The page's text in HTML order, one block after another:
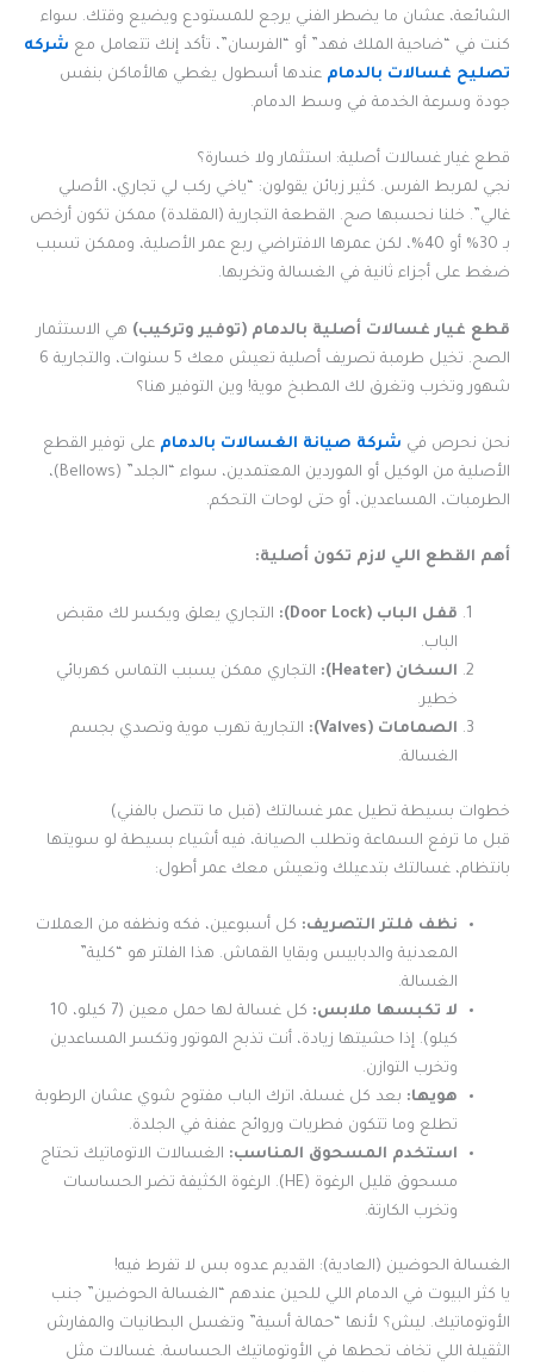
الشائعة، عشان ما يضطر الفني يرجع للمستودع ويضيع وقتك. سواء
كنت في “ضاحية الملك فهد” أو “الفرسان”، تأكد إنك تتعامل مع شركه
تصليح غسالات بالدمام عندها أسطول يغطي هالأماكن بنفس
جودة وسرعة الخدمة في وسط الدمام.
قطع غيار غسالات أصلية: استثمار ولا خسارة؟
نجي لمربط الفرس. كثير زبائن يقولون: “ياخي ركب لي تجاري، الأصلي
غالي”. خلنا نحسبها صح. القطعة التجارية (المقلدة) ممكن تكون أرخص
بـ 30% أو 40%، لكن عمرها الافتراضي ربع عمر الأصلية، وممكن تسبب
ضغط على أجزاء ثانية في الغسالة وتخربها.
قطع غيار غسالات أصلية بالدمام (توفير وتركيب) هي الاستثمار
الصح. تخيل طرمبة تصريف أصلية تعيش معك 5 سنوات، والتجارية 6
شهور وتخرب وتغرق لك المطبخ موية! وين التوفير هنا؟
نحن نحرص في شركة صيانة الغسالات بالدمام على توفير القطع
الأصلية من الوكيل أو الموردين المعتمدين، سواء “الجلد” (Bellows)،
الطرمبات، المساعدين، أو حتى لوحات التحكم.
أهم القطع اللي لازم تكون أصلية:
قفل الباب (Door Lock):
التجاري يعلق ويكسر لك مقبض
الباب.
السخان (Heater):
التجاري ممكن يسبب التماس كهربائي
خطير.
الصمامات (Valves):
التجارية تهرب موية وتصدي بجسم
الغسالة.
خطوات بسيطة تطيل عمر غسالتك (قبل ما تتصل بالفني)
قبل ما ترفع السماعة وتطلب الصيانة، فيه أشياء بسيطة لو سويتها
بانتظام، غسالتك بتدعيلك وتعيش معك عمر أطول:
نظف فلتر التصريف: كل أسبوعين، فكه ونظفه من العملات
المعدنية والدبابيس وبقايا القماش. هذا الفلتر هو “كلية”
الغسالة.
لا تكبسها ملابس:
كل غسالة لها حمل معين (7 كيلو، 10
كيلو). إذا حشيتها زيادة، أنت تذبح الموتور وتكسر المساعدين
وتخرب التوازن.
هويها: بعد كل غسلة، اترك الباب مفتوح شوي عشان الرطوبة
تطلع وما تتكون فطريات وروائح عفنة في الجلدة.
استخدم المسحوق المناسب: الغسالات الاتوماتيك تحتاج
مسحوق قليل الرغوة (HE). الرغوة الكثيفة تضر الحساسات
وتخرب الكارتة.
الغسالة الحوضين (العادية): القديم عدوه بس لا تفرط فيه!
يا كثر البيوت في الدمام اللي للحين عندهم “الغسالة الحوضين” جنب
الأوتوماتيك. ليش؟ لأنها “حمالة أسية” وتغسل البطانيات والمفارش
الثقيلة اللي تخاف تحطها في الأوتوماتيك الحساسة. غسالات مثل